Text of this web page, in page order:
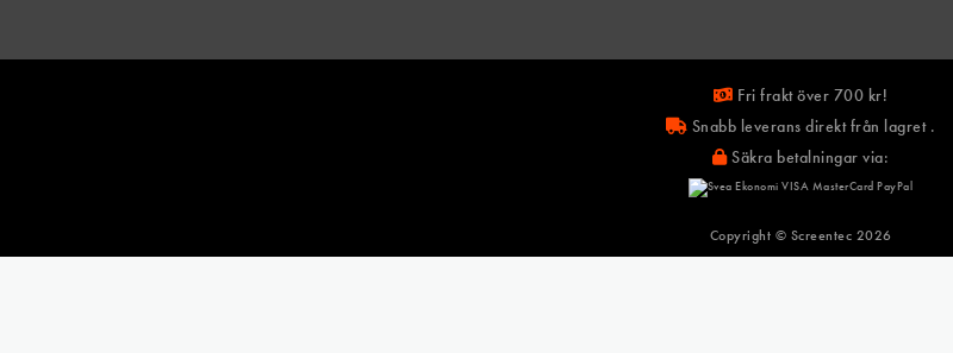
Fri frakt över 700 kr!
Snabb leverans direkt från lagret .
Säkra betalningar via:
Copyright © Screentec 2026